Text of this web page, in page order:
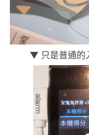
▼ 只是普通的